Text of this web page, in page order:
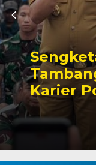
Karier